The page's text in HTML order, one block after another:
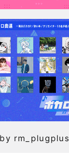
rm_plugplus